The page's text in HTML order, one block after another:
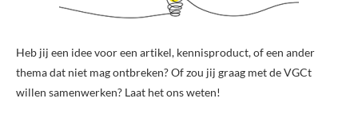
Heb jij een idee voor een artikel, kennisproduct, of een ander
thema dat niet mag ontbreken? Of zou jij graag met de VGCt
willen samenwerken? Laat het ons weten!